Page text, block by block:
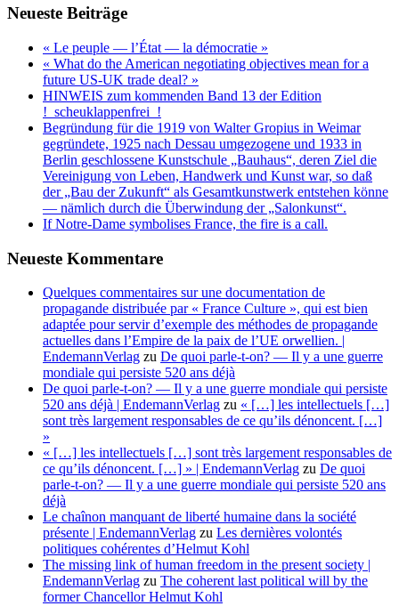
Neueste Beiträge
« Le peuple — l’État — la démocratie »
« What do the American negotiating objectives mean for a
future US-UK trade deal? »
HINWEIS zum kommenden Band 13 der Edition
!_scheuklappenfrei_!
Begründung für die 1919 von Walter Gropius in Weimar
gegründete, 1925 nach Dessau umgezogene und 1933 in
Berlin geschlossene Kunstschule „Bauhaus“, deren Ziel die
Vereinigung von Leben, Handwerk und Kunst war, so daß
der „Bau der Zukunft“ als Gesamtkunstwerk entstehen könne
— nämlich durch die Überwindung der „Salonkunst“.
If Notre-Dame symbolises France, the fire is a call.
Neueste Kommentare
Quelques commentaires sur une documentation de
propagande distribuée par « France Culture », qui est bien
adaptée pour servir d’exemple des méthodes de propagande
actuelles dans l’Empire de la paix de l’UE orwellien. |
EndemannVerlag zu De quoi parle-t-on? — Il y a une guerre
mondiale qui persiste 520 ans déjà
De quoi parle-t-on? — Il y a une guerre mondiale qui persiste
520 ans déjà | EndemannVerlag zu « […] les intellectuels […]
sont très largement responsables de ce qu’ils dénoncent. […]
»
« […] les intellectuels […] sont très largement responsables de
ce qu’ils dénoncent. […] » | EndemannVerlag zu De quoi
parle-t-on? — Il y a une guerre mondiale qui persiste 520 ans
déjà
Le chaînon manquant de liberté humaine dans la société
présente | EndemannVerlag zu Les dernières volontés
politiques cohérentes d’Helmut Kohl
The missing link of human freedom in the present society |
EndemannVerlag zu The coherent last political will by the
former Chancellor Helmut Kohl